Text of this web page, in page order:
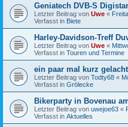
Geniatech DVB-S Digistar
Letzter Beitrag von Uwe «
Verfasst in Biete
Harley-Davidson-Treff
Letzter Beitrag von Uwe «
Verfasst in Touren und Termine
ein paar mal kurz
Letzter Beitrag von Todty68 «
Verfasst in Grölecke
Bikerparty in Bovenau
Letzter Beitrag von uwejoe63 «
Verfasst in Aktuelles